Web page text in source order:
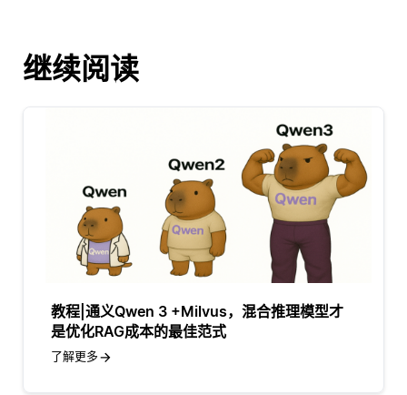
继续阅读
教程|通义Qwen 3 +Milvus，混合推理模型才
是优化RAG成本的最佳范式
了解更多